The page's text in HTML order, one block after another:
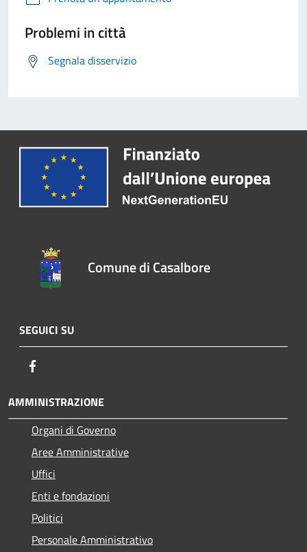
Problemi in città
Segnala disservizio
Comune di Casalbore
SEGUICI SU
AMMINISTRAZIONE
Organi di Governo
Aree Amministrative
Uffici
Enti e fondazioni
Politici
Personale Amministrativo